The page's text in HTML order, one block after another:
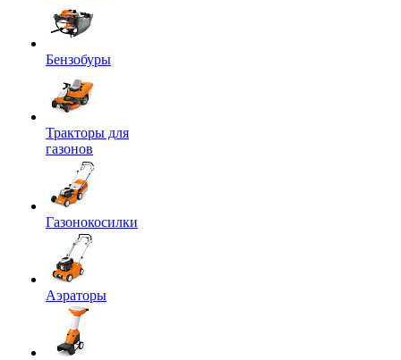
Бензобуры
Тракторы для
газонов
Газонокосилки
Аэраторы